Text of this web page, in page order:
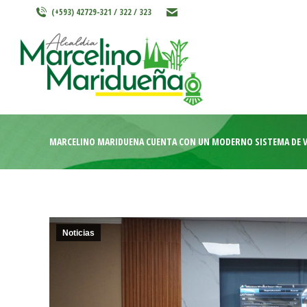
(+593) 42729-321 / 322 / 323
MARCELINO MARIDUEÑA CUENTA CON UN MODERNO SISTEMA DE
Noticias